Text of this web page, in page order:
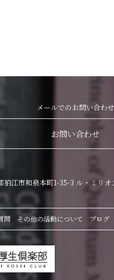
メールでのお問い合わせ
お問い合わせ
狛江市和泉本町1-35-3 ル・ミリオ
問 その他の活動について ブログ